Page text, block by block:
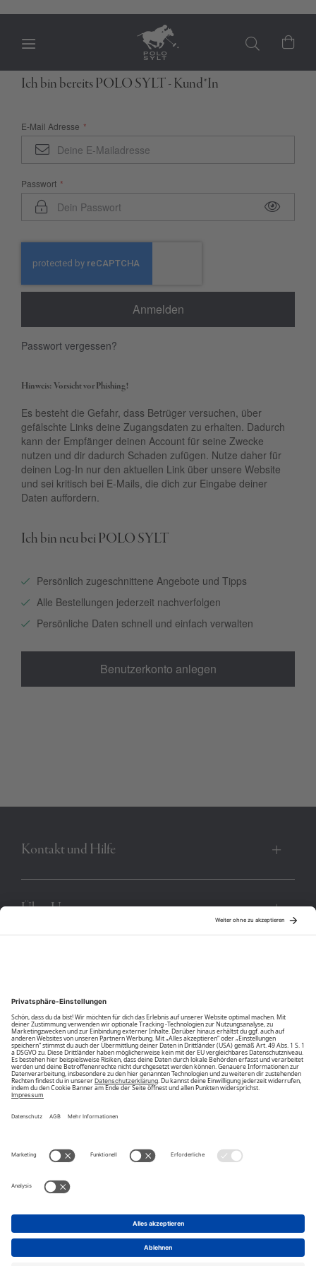
Ich bin bereits POLO SYLT - Kund*In
E-Mail Adresse
Passwort
Anmelden
Passwort vergessen?
Hinweis: Vorsicht vor Phishing!
Es besteht die Gefahr, dass Betrüger versuchen, über
gefälschte Links deine Zugangsdaten zu erhalten. Dadurch
kann der Empfänger deinen Account für seine Zwecke
nutzen und dir dadurch Schaden zufügen. Nutze daher für
deinen Log-In nur den aktuellen Link über unsere Website
und sei kritisch bei E-Mails, die dich zur Eingabe deiner
Daten auffordern.
Ich bin neu bei POLO SYLT
Persönlich zugeschnittene Angebote und Tipps
Alle Bestellungen jederzeit nachverfolgen
Persönliche Daten schnell und einfach verwalten
Benutzerkonto anlegen
Kontakt und Hilfe
Über Uns
Unsere Vorteile
Unsere Partner
Bestellwiderruf